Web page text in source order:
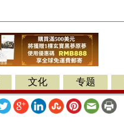
文化 专题